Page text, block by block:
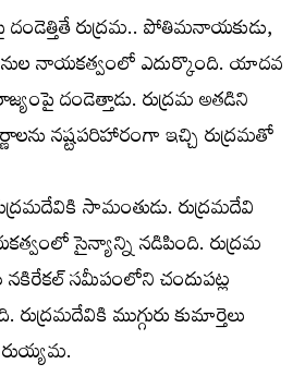
దండెత్తితే రుద్రమ.. పోతిమనాయకుడు,
నాయకత్వంలో ఎదుర్కొంది. యాదవ
దండెత్తాడు. రుద్రమ అతడిని
నష్టపరిహారంగా ఇచ్చి రుద్రమతో
సామంతుడు. రుద్రమదేవి
సైన్యాన్ని నడిపింది. రుద్రమ
నకిరేకల్ సమీపంలోని చందుపట్ల
ముగ్గురు కుమార్తెలు